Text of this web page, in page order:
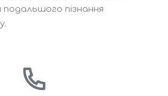
подальшого пізнання